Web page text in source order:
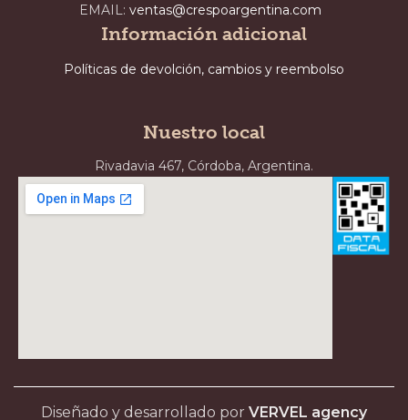
EMAIL: ventas@crespoargentina.com
Información adicional
Políticas de devolción, cambios y reembolso
Nuestro local
Rivadavia 467, Córdoba, Argentina.
Diseñado y desarrollado por VERVEL agency